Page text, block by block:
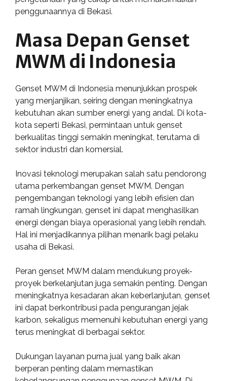
penggunaannya di Bekasi.
Masa Depan Genset
MWM di Indonesia
Genset MWM di Indonesia menunjukkan prospek
yang menjanjikan, seiring dengan meningkatnya
kebutuhan akan sumber energi yang andal. Di kota-
kota seperti Bekasi, permintaan untuk genset
berkualitas tinggi semakin meningkat, terutama di
sektor industri dan komersial.
Inovasi teknologi merupakan salah satu pendorong
utama perkembangan genset MWM. Dengan
pengembangan teknologi yang lebih efisien dan
ramah lingkungan, genset ini dapat menghasilkan
energi dengan biaya operasional yang lebih rendah.
Hal ini menjadikannya pilihan menarik bagi pelaku
usaha di Bekasi.
Peran genset MWM dalam mendukung proyek-
proyek berkelanjutan juga semakin penting. Dengan
meningkatnya kesadaran akan keberlanjutan, genset
ini dapat berkontribusi pada pengurangan jejak
karbon, sekaligus memenuhi kebutuhan energi yang
terus meningkat di berbagai sektor.
Dukungan layanan purna jual yang baik akan
berperan penting dalam memastikan